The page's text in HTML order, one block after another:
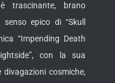
trascinante, brano
epico di “Skull
“Impending Death
con la sua
cosmiche,